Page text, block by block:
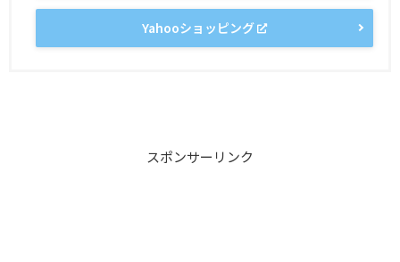
Yahooショッピング
スポンサーリンク